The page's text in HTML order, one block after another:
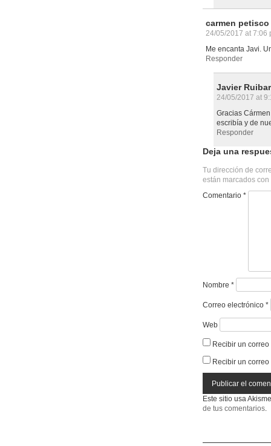
carmen petisco
24/05/2017 at 7:06
Me encanta Javi.
Responder
Javier
24/05/2017 at
Gracias
escribía y de
Responder
Deja una
Tu dirección de
están marcados con
Comentario *
Nombre *
Correo electrónico *
Web
Recibir un
Recibir un
Este sitio usa
de tus comentarios.